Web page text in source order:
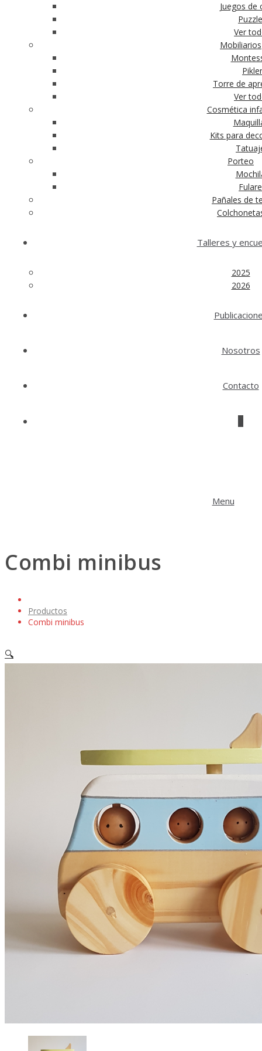
Juegos de
Ver
Mobiliarios
Pikler
Torre de
Ver
Cosmética
Kits para
Porteo
Pañales de
Talleres y
2025
2026
Nosotros
Contacto
Menu
Combi minibus
Productos
Combi minibus
🔍